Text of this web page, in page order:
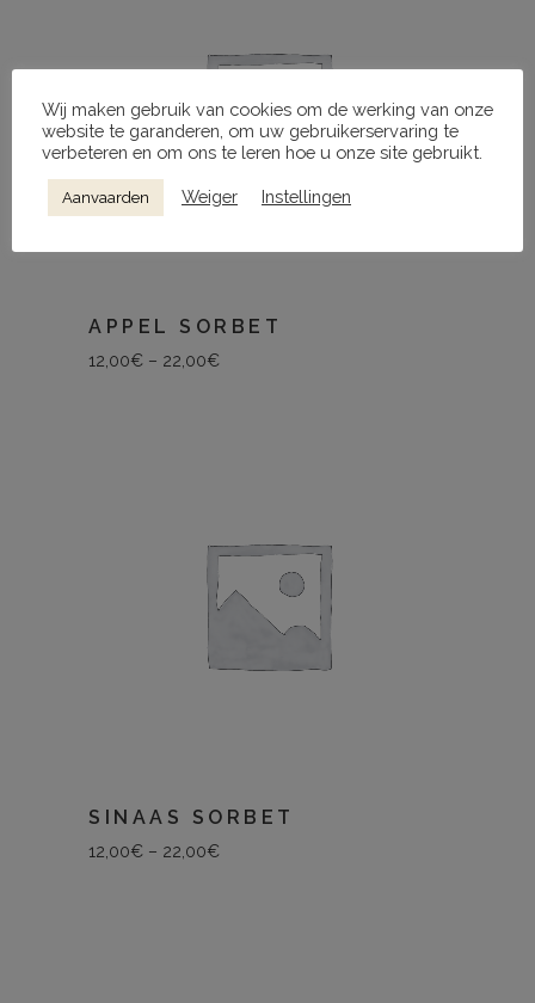
APPEL SORBET
12,00€ – 22,00€
SINAAS SORBET
12,00€ – 22,00€
Wij maken gebruik van cookies om de werking van onze
website te garanderen, om uw gebruikerservaring te
verbeteren en om ons te leren hoe u onze site gebruikt.
Aanvaarden Weiger Instellingen